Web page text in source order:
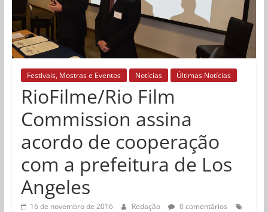
Festivais, Mostras e Eventos Notícias Últimas Notícias
RioFilme/Rio Film
Commission assina
acordo de cooperação
com a prefeitura de Los
Angeles
16 de novembro de 2016 Redação
0 comentários